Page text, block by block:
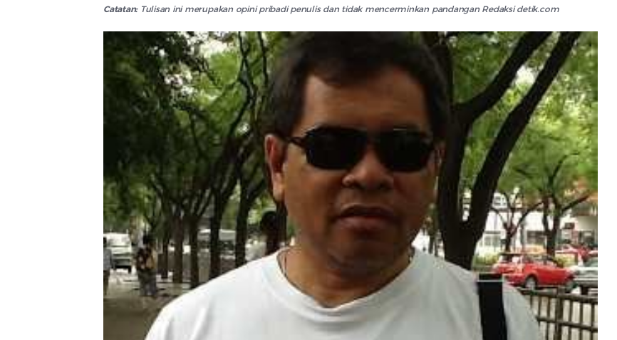
Catatan:Tulisan ini merupakan opini pribadi penulis dan tidak mencerminkan pandangan Redaksi detik.com